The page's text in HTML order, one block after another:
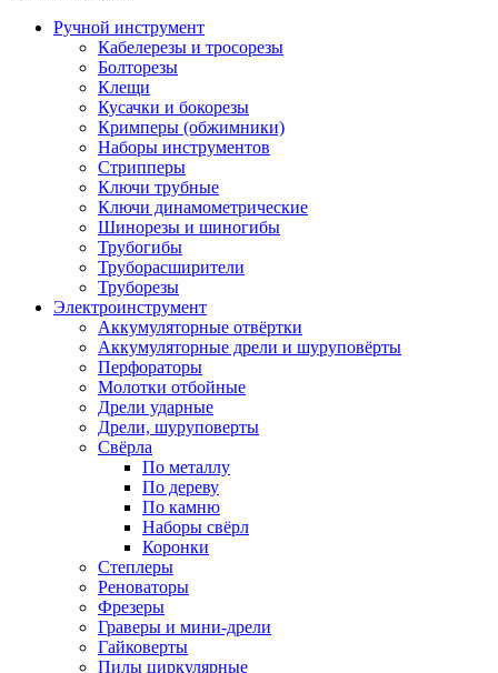
Ручной инструмент
Кабелерезы и тросорезы
Болторезы
Клещи
Кусачки и бокорезы
Кримперы (обжимники)
Наборы инструментов
Стрипперы
Ключи трубные
Ключи динамометрические
Шинорезы и шиногибы
Трубогибы
Труборасширители
Труборезы
Электроинструмент
Аккумуляторные отвёртки
Аккумуляторные дрели и шуруповёрты
Перфораторы
Молотки отбойные
Дрели ударные
Дрели, шуруповерты
Свёрла
По металлу
По дереву
По камню
Наборы свёрл
Коронки
Степлеры
Реноваторы
Фрезеры
Граверы и мини-дрели
Гайковерты
Пилы циркулярные